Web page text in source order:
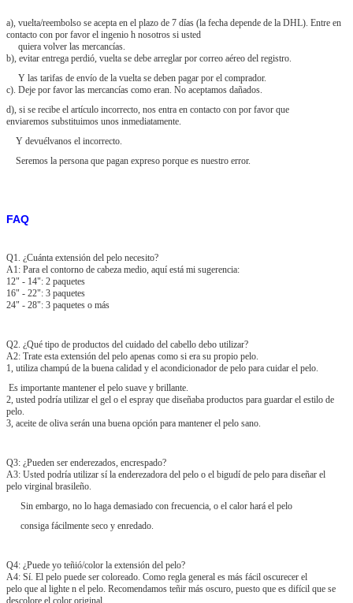
a), vuelta/reembolso se acepta en el plazo de 7 días (la fecha depende de la DHL). Entre en
contacto con por favor el ingenio h nosotros si usted
quiera volver las mercancías.
b), evitar entrega perdió, vuelta se debe arreglar por correo aéreo del registro.
Y las tarifas de envío de la vuelta se deben pagar por el comprador.
c). Deje por favor las mercancías como eran. No aceptamos dañados.
d), si se recibe el artículo incorrecto, nos entra en contacto con por favor que
enviaremos substituimos unos inmediatamente.
Y devuélvanos el incorrecto.
Seremos la persona que pagan expreso porque es nuestro error.
FAQ
Q1. ¿Cuánta extensión del pelo necesito?
A1: Para el contorno de cabeza medio, aquí está mi sugerencia:
12" - 14": 2 paquetes
16" - 22": 3 paquetes
24" - 28": 3 paquetes o más
Q2. ¿Qué tipo de productos del cuidado del cabello debo utilizar?
A2: Trate esta extensión del pelo apenas como si era su propio pelo.
1, utiliza champú de la buena calidad y el acondicionador de pelo para cuidar el pelo.
Es importante mantener el pelo suave y brillante.
2, usted podría utilizar el gel o el espray que diseñaba productos para guardar el estilo de
pelo.
3, aceite de oliva serán una buena opción para mantener el pelo sano.
Q3: ¿Pueden ser enderezados, encrespado?
A3: Usted podría utilizar sí la enderezadora del pelo o el bigudí de pelo para diseñar el
pelo virginal brasileño.
Sin embargo, no lo haga demasiado con frecuencia, o el calor hará el pelo
consiga fácilmente seco y enredado.
Q4: ¿Puede yo teñió/color la extensión del pelo?
A4: Sí. El pelo puede ser coloreado. Como regla general es más fácil oscurecer el
pelo que al lighte n el pelo. Recomendamos teñir más oscuro, puesto que es difícil que se